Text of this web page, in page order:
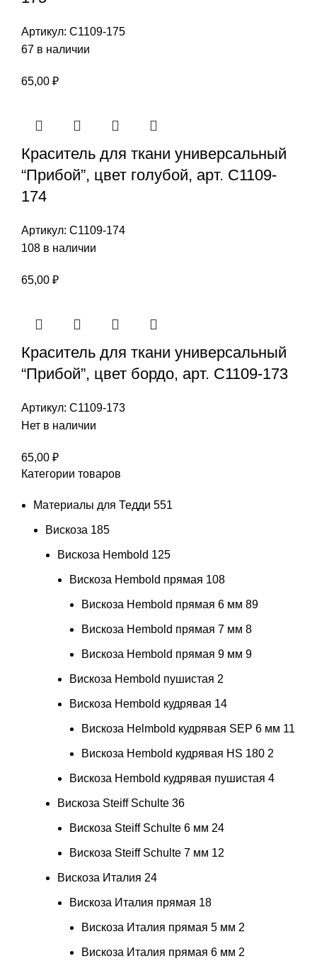
Артикул: С1109-175
67 в наличии
65,00 ₽
Краситель для ткани универсальный
“Прибой”, цвет голубой, арт. С1109-
174
Артикул: С1109-174
108 в наличии
65,00 ₽
Краситель для ткани универсальный
“Прибой”, цвет бордо, арт. С1109-173
Артикул: С1109-173
Нет в наличии
65,00 ₽
Категории товаров
Материалы для Тедди 551
Вискоза 185
Вискоза Hembold 125
Вискоза Hembold прямая 108
Вискоза Hembold прямая 6 мм 89
Вискоза Hembold прямая 7 мм 8
Вискоза Hembold прямая 9 мм 9
Вискоза Hembold пушистая 2
Вискоза Hembold кудрявая 14
Вискоза Helmbold кудрявая SEP 6 мм 11
Вискоза Hembold кудрявая HS 180 2
Вискоза Hembold кудрявая пушистая 4
Вискоза Steiff Schulte 36
Вискоза Steiff Schulte 6 мм 24
Вискоза Steiff Schulte 7 мм 12
Вискоза Италия 24
Вискоза Италия прямая 18
Вискоза Италия прямая 5 мм 2
Вискоза Италия прямая 6 мм 2